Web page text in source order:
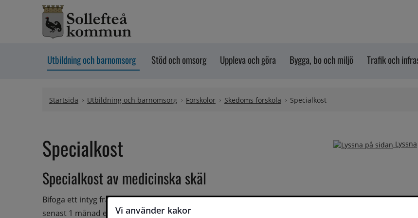
Vi använder kakor
Hoppa till innehåll
Utbildning och barnomsorg Stöd och omsorg Uppleva och göra Bygga, bo och miljö Trafik och
Startsida Utbildning och barnomsorg Förskolor Skedoms förskola Specialkost
Lyssna
Specialkost
Specialkost av medicinska skäl
Bifoga ett intyg från vårdande läkare eller dietist. Intyget ska vara inlämnat så snart som möjligt, men
senast 1 månad efter ansökan.